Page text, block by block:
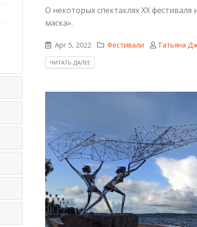
О некоторых спектаклях XX
маска».
Apr 5, 2022 Фестивали Татьяна
ЧИТАТЬ ДАЛЕЕ